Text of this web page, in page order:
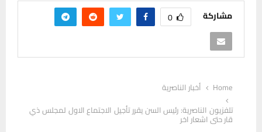
مشاركة 0
Home
أخبار الناصرية
تلفزيون الناصرية: رئيس السن يقرر تأجيل الاجتماع الاول لمجلس ذي
قار حتى اشعار اخر